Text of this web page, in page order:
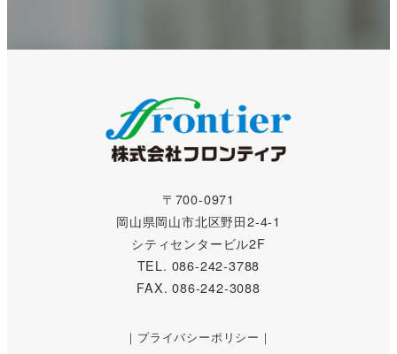
〒700-0971
岡山県岡山市北区野田2-4-1
シティセンタービル2F
TEL. 086-242-3788
FAX.086-242-3088
｜ プライバシーポリシー ｜